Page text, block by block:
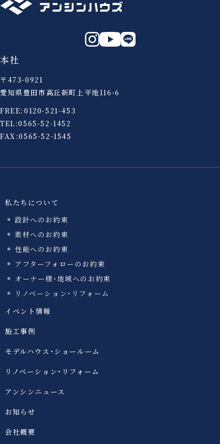
私たちについて
設計へのお約束
素材へのお約束
性能へのお約束
アフターフォローのお約束
オーナー様・地域へのお約束
リノベーション・リフォーム
イベント情報
施工事例
モデルハウス・ショールーム
リノベーション・リフォーム
アンシンニュース
お知らせ
会社概要
本社
〒473-0921
愛知県豊田市高丘新町上平地116-6
FREE: 0120-521-453
TEL:0565-52-1452
FAX:0565-52-1545